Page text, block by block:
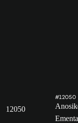
12050
#12050
Ementa